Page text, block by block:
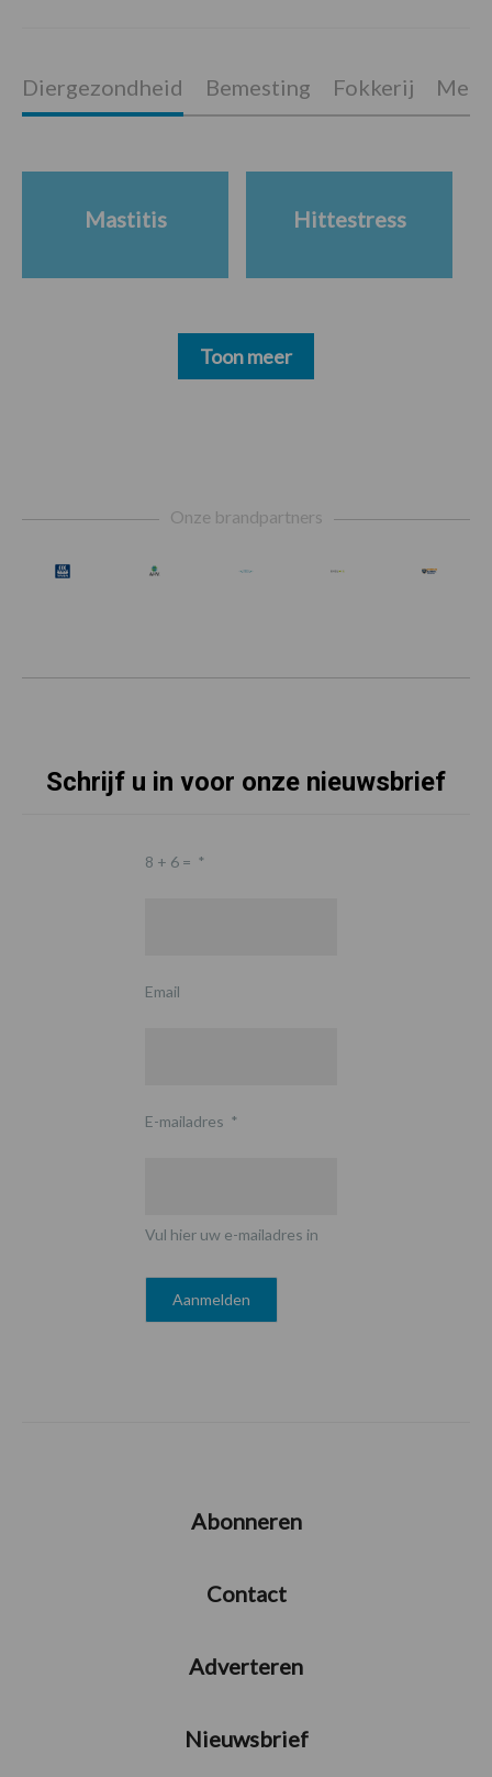
Diergezondheid Bemesting Fokkerij
Mastitis Hittestress
Toon meer
Onze brandpartners
Schrijf u in voor onze nieuwsbrief
8 + 6 = *
Email
E-mailadres *
Vul hier uw e-mailadres in
Abonneren
Contact
Adverteren
Nieuwsbrief